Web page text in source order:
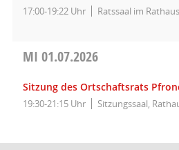
17:00-19:22 Uhr Ratssaal im
MI 01.07.2026
Sitzung des Ortschaftsrats
19:30-21:15 Uhr Sitzungssaal,